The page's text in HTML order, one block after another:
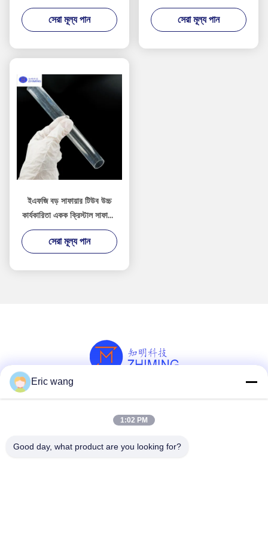
জন্য
সেরা মূল্য পান
ক্রিস্টাল নীলকান্তমণি উপাদান
সেরা মূল্য পান
ইএফজি বড় সাফায়ার টিউব উচ্চ
কার্যকারিতা একক ক্রিস্টাল সাফায়ার
সাফায়ার টিউব থার্মোকপল সুরক্ষা
পোলিশ
সেরা মূল্য পান
Eric wang
1:02 PM
Good day, what product are you looking for?